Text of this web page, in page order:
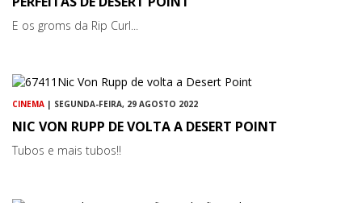
E os groms da Rip Curl...
CINEMA | SEGUNDA-FEIRA, 29 AGOSTO 2022
NIC VON RUPP DE VOLTA A DESERT POINT
Tubos e mais tubos!!